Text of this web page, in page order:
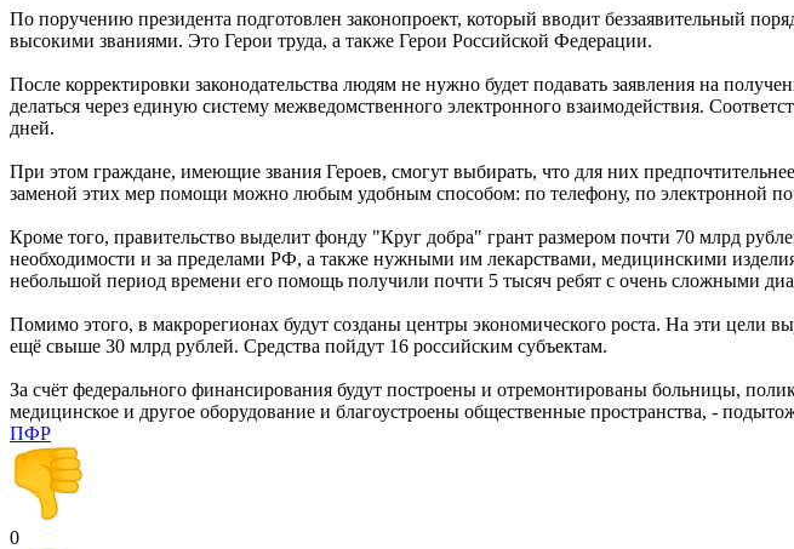
По поручению президента подготовлен законопроект, который вводит беззаявительный
высокими званиями. Это Герои труда, а также Герои Российской Федерации.
После корректировки законодательства людям не нужно будет подавать заявления на
делаться через единую систему межведомственного электронного взаимодействия.
дней.
При этом граждане, имеющие звания Героев, смогут выбирать, что для них
заменой этих мер помощи можно любым удобным способом: по телефону, по электронной
Кроме того, правительство выделит фонду "Круг добра" грант размером почти 70 млрд
необходимости и за пределами РФ, а также нужными им лекарствами, медицинскими
небольшой период времени его помощь получили почти 5 тысяч ребят с очень сложными
Помимо этого, в макрорегионах будут созданы центры экономического роста. На эти цели
ещё свыше 30 млрд рублей. Средства пойдут 16 российским субъектам.
За счёт федерального финансирования будут построены и отремонтированы больницы,
медицинское и другое оборудование и благоустроены общественные пространства, -
ПФР
0